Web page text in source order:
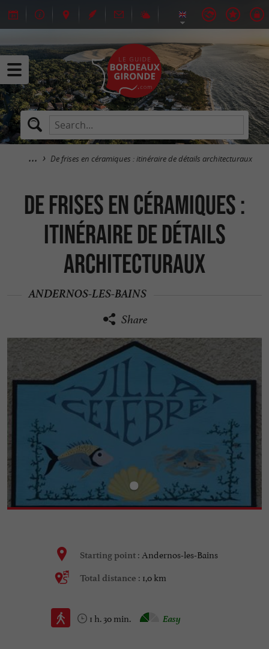
De frises en céramiques : itinéraire de détails architecturaux
De frises en céramiques :
itinéraire de détails
architecturaux
ANDERNOS-LES-BAINS
Share
Starting point : Andernos-les-Bains
Total distance : 1,0 km
1 h. 30 min. Easy